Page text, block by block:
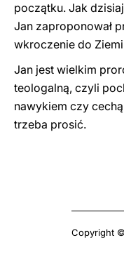
początku. Jak
Jan zaproponował
wkroczenie do
Jan jest wielkim
teologalną, czyli
nawykiem czy
trzeba prosić.
Copyright